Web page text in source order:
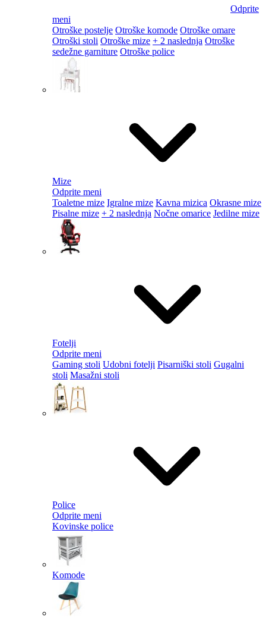
Odprite
meni
Otroške postelje Otroške komode Otroške omare
Otroški stoli Otroške mize + 2 naslednja Otroške
sedežne garniture Otroške police
Mize
Odprite meni
Toaletne mize Igralne mize Kavna mizica Okrasne mize
Pisalne mize + 2 naslednja Nočne omarice Jedilne mize
Fotelji
Odprite meni
Gaming stoli Udobni fotelji Pisarniški stoli Gugalni
stoli Masažni stoli
Police
Odprite meni
Kovinske police
Komode